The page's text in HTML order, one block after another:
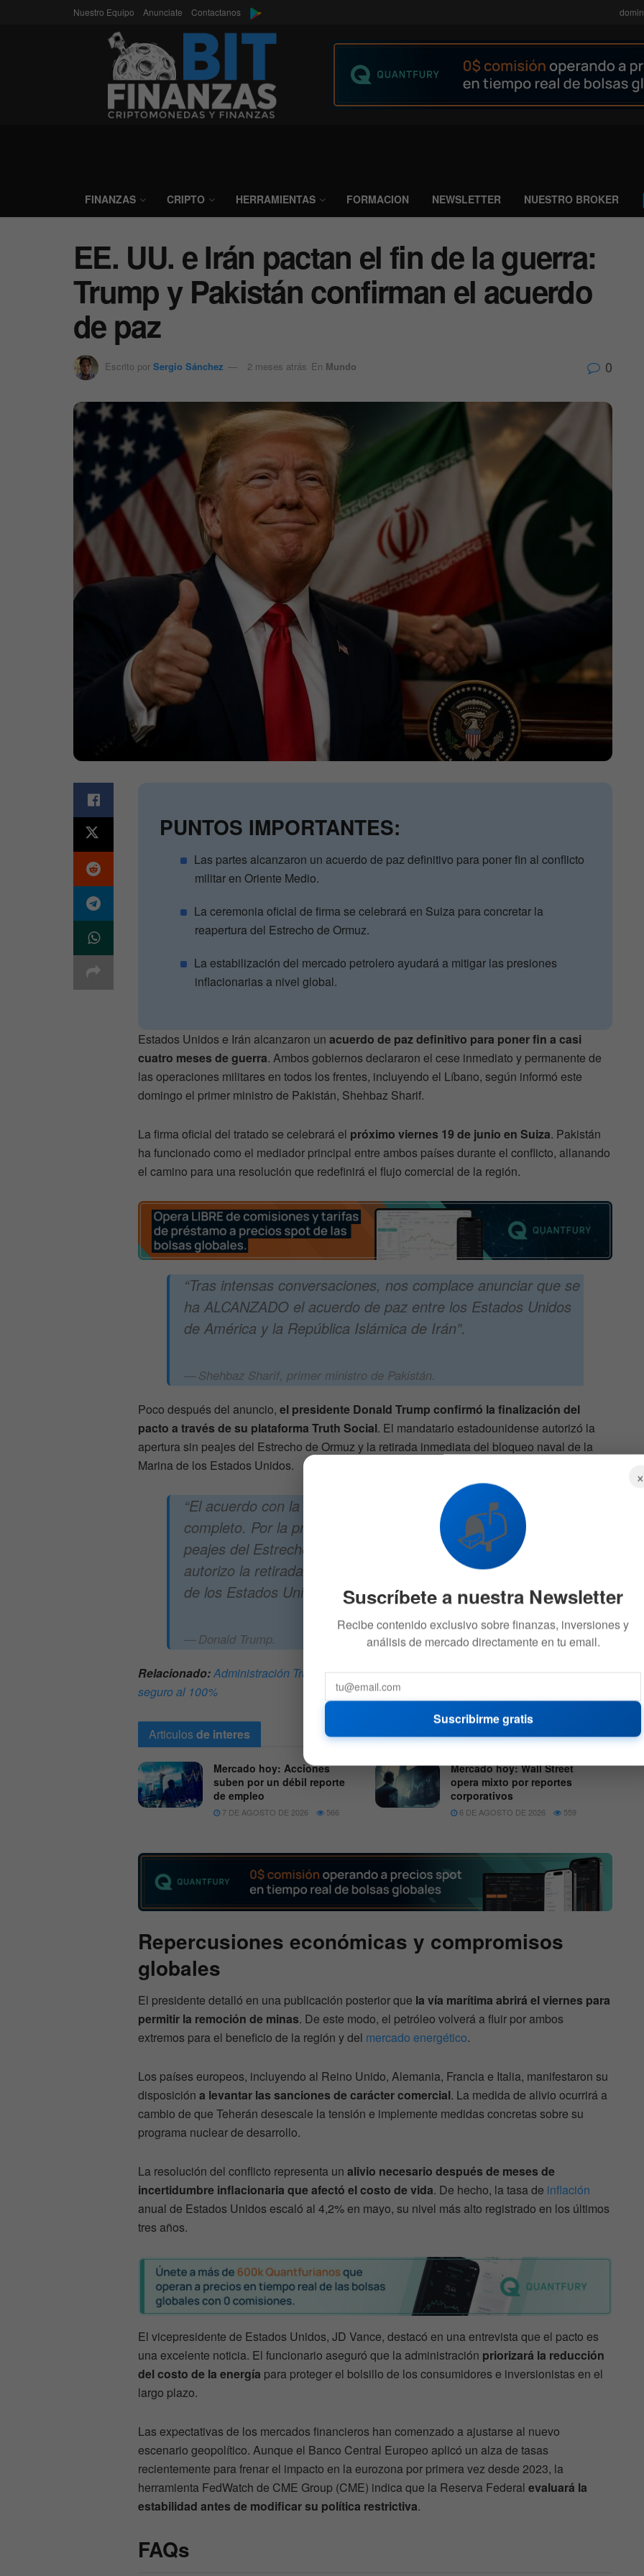
Nuestro Equipo Anunciate Contactanos
FINANZAS CRIPTO HERRAMIENTAS FORMACION NEWSLETTER NUESTRO BROKER
EE. UU. e Irán pactan el fin de la guerra:
Trump y Pakistán confirman el acuerdo
de paz
Escrito por Sergio Sánchez 2 meses atrás En Mundo 0
PUNTOS IMPORTANTES:
Las partes alcanzaron un acuerdo de paz definitivo para poner fin al conflicto
militar en Oriente Medio.
La ceremonia oficial de firma se celebrará en Suiza para concretar la
reapertura del Estrecho de Ormuz.
La estabilización del mercado petrolero ayudará a mitigar las presiones
inflacionarias a nivel global.
Estados Unidos e Irán alcanzaron un acuerdo de paz definitivo para poner fin a casi
cuatro meses de guerra. Ambos gobiernos declararon el cese inmediato y permanente de
las operaciones militares en todos los frentes, incluyendo el Líbano, según informó este
domingo el primer ministro de Pakistán, Shehbaz Sharif.
La firma oficial del tratado se celebrará el próximo viernes 19 de junio en Suiza. Pakistán
ha funcionado como el mediador principal entre ambos países durante el conflicto, allanando
el camino para una resolución que redefinirá el flujo comercial de la región.
“Tras intensas conversaciones, nos complace anunciar que se
ha ALCANZADO el acuerdo de paz entre los Estados Unidos
de América y la República Islámica de Irán”.
Shehbaz Sharif, primer ministro de Pakistán.
Poco después del anuncio, el presidente Donald Trump confirmó la finalización del
pacto a través de su plataforma Truth Social. El mandatario estadounidense autorizó la
apertura sin peajes del Estrecho de Ormuz y la retirada inmediata del bloqueo naval de la
Marina de los Estados Unidos.
“El acuerdo con la República Islámica de Irán está ahora
completo. Por la presente, autorizo plenamente la apertura sin
peajes del Estrecho de Ormuz y, de forma simultánea,
autorizo la retirada inmediata del bloqueo naval de la Marina
de los Estados Unidos”.
Donald Trump.
Relacionado:Administración Trump ve probable el acuerdo de paz pero aclara que no es
seguro al 100%
Articulosde interes
Mercado hoy: Acciones
suben por un débil reporte
de empleo
7 DE AGOSTO DE 2026 566
Mercado hoy: Wall Street
opera mixto por reportes
corporativos
6 DE AGOSTO DE 2026 559
Repercusiones económicas y compromisos
globales
El presidente detalló en una publicación posterior que la vía marítima abrirá el viernes para
permitir la remoción de minas. De este modo, el petróleo volverá a fluir por ambos
extremos para el beneficio de la región y del mercado energético.
Los países europeos, incluyendo al Reino Unido, Alemania, Francia e Italia, manifestaron su
disposición a levantar las sanciones de carácter comercial. La medida de alivio ocurrirá a
cambio de que Teherán desescale la tensión e implemente medidas concretas sobre su
programa nuclear de desarrollo.
La resolución del conflicto representa un alivio necesario después de meses de
incertidumbre inflacionaria que afectó el costo de vida. De hecho, la tasa de inflación
anual de Estados Unidos escaló al 4,2% en mayo, su nivel más alto registrado en los últimos
tres años.
El vicepresidente de Estados Unidos, JD Vance, destacó en una entrevista que el pacto es
una excelente noticia. El funcionario aseguró que la administración priorizará la reducción
del costo de la energía para proteger el bolsillo de los consumidores e inversionistas en el
largo plazo.
Las expectativas de los mercados financieros han comenzado a ajustarse al nuevo
escenario geopolítico. Aunque el Banco Central Europeo aplicó un alza de tasas
recientemente para frenar el impacto en la eurozona por primera vez desde 2023, la
herramienta FedWatch de CME Group (CME) indica que la Reserva Federal evaluará la
estabilidad antes de modificar su política restrictiva.
FAQs
×
📬
Suscríbete a nuestra Newsletter
Recibe contenido exclusivo sobre finanzas, inversiones y
análisis de mercado directamente en tu email.
Suscribirme gratis